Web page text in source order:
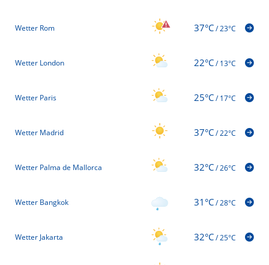
Wetter Rom 37°C/23°C
Wetter London 22°C/13°C
Wetter Paris 25°C/17°C
Wetter Madrid 37°C/22°C
Wetter Palma de Mallorca 32°C/26°C
Wetter Bangkok 31°C/28°C
Wetter Jakarta 32°C/25°C